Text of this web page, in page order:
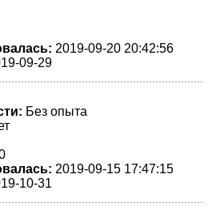
2019-09-20 20:42:56
09-29
Без опыта
2019-09-15 17:47:15
10-31